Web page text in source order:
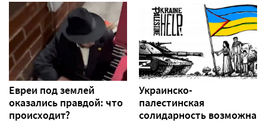
Евреи под землей
оказались правдой: что
происходит?
Украинско-
палестинская
солидарность возможна